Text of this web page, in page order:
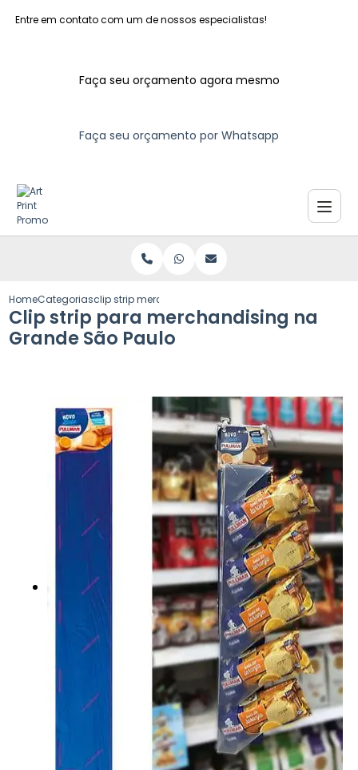
Entre em contato com um de nossos especialistas!
Faça seu orçamento agora mesmo
Faça seu orçamento por Whatsapp
HomeCategoriasclip strip merchandising grande sao paulo
Clip strip para merchandising na
Grande São Paulo